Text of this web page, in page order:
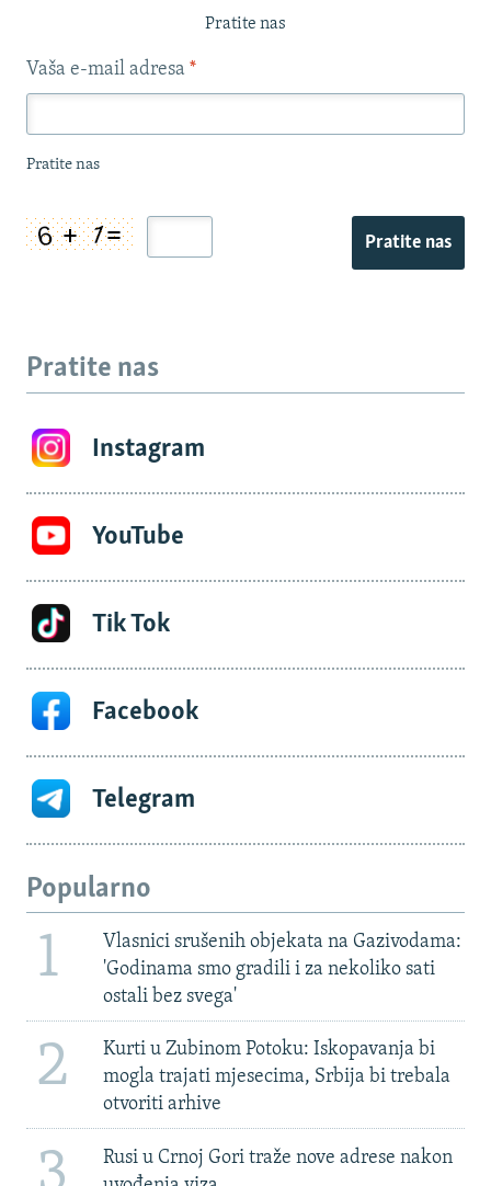
Pratite nas
Vaša e-mail adresa *
Pratite nas
Pratite nas
Pratite nas
Instagram
YouTube
Tik Tok
Facebook
Telegram
Popularno
1
Vlasnici srušenih objekata na Gazivodama:
'Godinama smo gradili i za nekoliko sati
ostali bez svega'
2
Kurti u Zubinom Potoku: Iskopavanja bi
mogla trajati mjesecima, Srbija bi trebala
otvoriti arhive
Rusi u Crnoj Gori traže nove adrese nakon